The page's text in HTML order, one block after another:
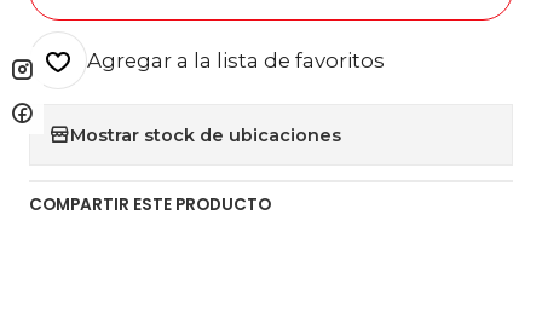
Agregar a la lista de favoritos
Mostrar stock de ubicaciones
COMPARTIR ESTE PRODUCTO